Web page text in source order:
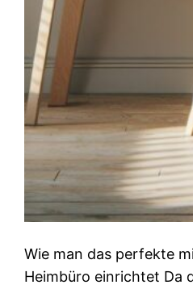
Wie man das perfekte
Heimbüro einrichtet Da